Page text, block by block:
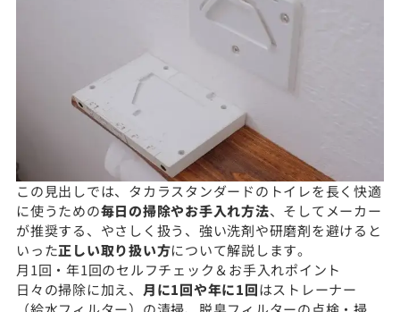
この見出しでは、タカラスタンダードのトイレを長く快適
に使うための毎日の掃除やお手入れ方法、そしてメーカー
が推奨する、やさしく扱う、強い洗剤や研磨剤を避けると
いった正しい取り扱い方について解説します。
月1回・年1回のセルフチェック＆お手入れポイント
日々の掃除に加え、 月に1回や年に1回はストレーナー